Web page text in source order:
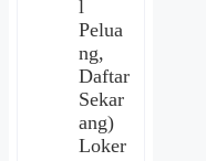
l
Pelua
ng,
Daftar
Sekar
ang)
Loker